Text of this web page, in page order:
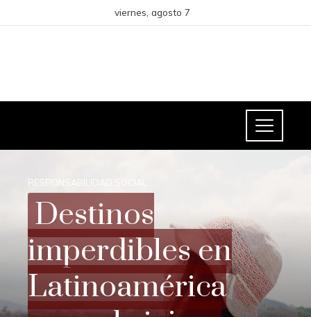
viernes, agosto 7
RESPONSABILIDAD SOCIAL
Destinos
imperdibles en
Latinoamérica